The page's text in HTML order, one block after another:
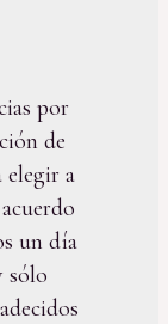
por
de
elegir a
un día
sólo